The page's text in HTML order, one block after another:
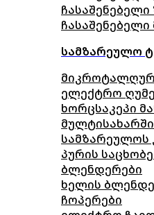
სამზარეულო
ელექტრო
ხორცსაკეპი
მულტისახარში
სამზარეულოს
პურის
ბლენდერები
ხელის
ჩოპერები